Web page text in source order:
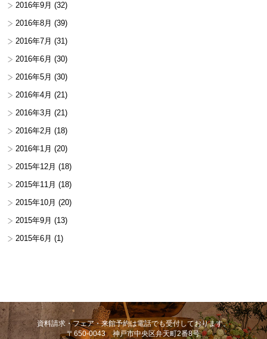
2016年9月 (32)
2016年8月 (39)
2016年7月 (31)
2016年6月 (30)
2016年5月 (30)
2016年4月 (21)
2016年3月 (21)
2016年2月 (18)
2016年1月 (20)
2015年12月 (18)
2015年11月 (18)
2015年10月 (20)
2015年9月 (13)
2015年6月 (1)
資料請求・フェア・来館予約は電話でも受付しております。
〒650-0043 神戸市中央区弁天町2番8号